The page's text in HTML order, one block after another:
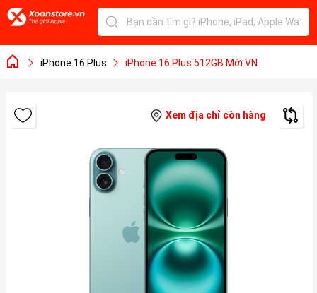
iPhone 16 Plus iPhone 16 Plus 512GB Mới VN
Xem địa chỉ còn hàng